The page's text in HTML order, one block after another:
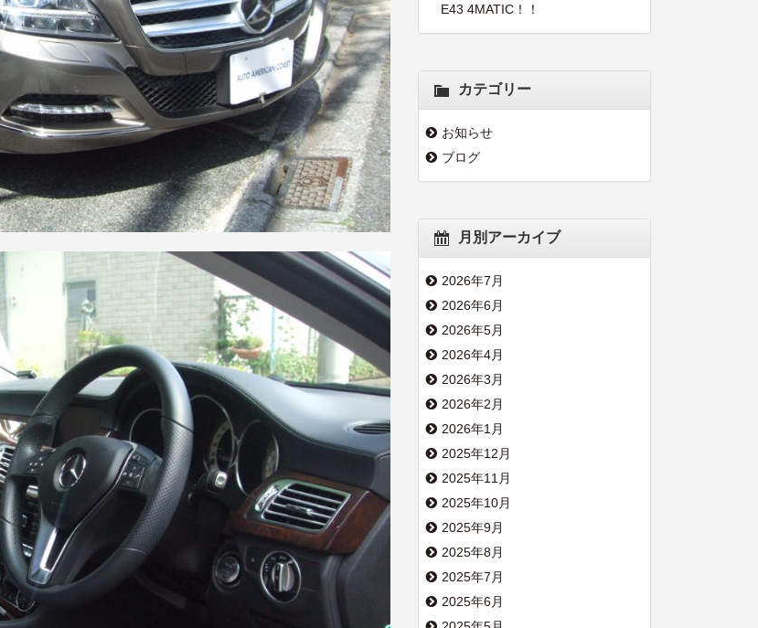
E43 4MATIC！！
カテゴリー
お知らせ
ブログ
月別アーカイブ
2026年7月
2026年6月
2026年5月
2026年4月
2026年3月
2026年2月
2026年1月
2025年12月
2025年11月
2025年10月
2025年9月
2025年8月
2025年7月
2025年6月